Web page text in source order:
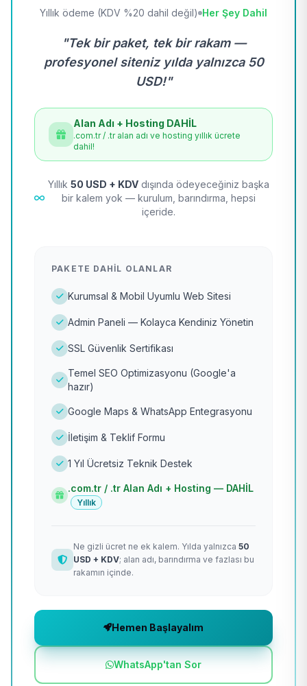
Yıllık ödeme (KDV %20 dahil değil) Her Şey Dahil
"Tek bir paket, tek bir rakam —
profesyonel siteniz yılda yalnızca 50
USD!"
Alan Adı + Hosting DAHİL
.com.tr / .tr alan adı ve hosting yıllık ücrete
dahil!
Yıllık 50 USD + KDV dışında ödeyeceğiniz başka
bir kalem yok — kurulum, barındırma, hepsi
içeride.
PAKETE DAHIL OLANLAR
Kurumsal & Mobil Uyumlu Web Sitesi
Admin Paneli — Kolayca Kendiniz Yönetin
SSL Güvenlik Sertifikası
Temel SEO Optimizasyonu (Google'a
hazır)
Google Maps & WhatsApp Entegrasyonu
İletişim & Teklif Formu
1 Yıl Ücretsiz Teknik Destek
.com.tr / .tr Alan Adı + Hosting — DAHİL
Yıllık
Ne gizli ücret ne ek kalem. Yılda yalnızca 50
USD + KDV; alan adı, barındırma ve fazlası bu
rakamın içinde.
Hemen Başlayalım
WhatsApp'tan Sor